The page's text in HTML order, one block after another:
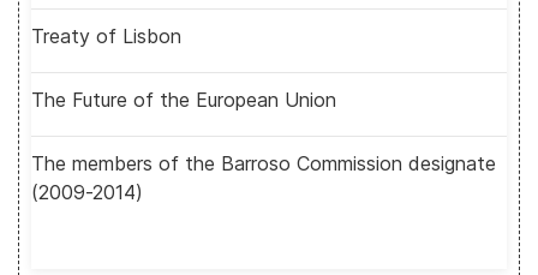
Treaty of Lisbon
The Future of the European Union
The members of the Barroso Commission designate
(2009-2014)